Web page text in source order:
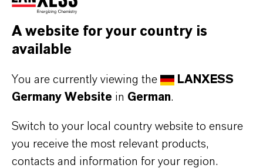
DeterKlyn®
Mehr erfahren
DeterShine®
Mehr erfahren
A website for your country is
available
You are currently viewing the
LANXESS
Germany Website in German.
Switch to your local country website to ensure
you receive the most relevant products,
contacts and information for your region.